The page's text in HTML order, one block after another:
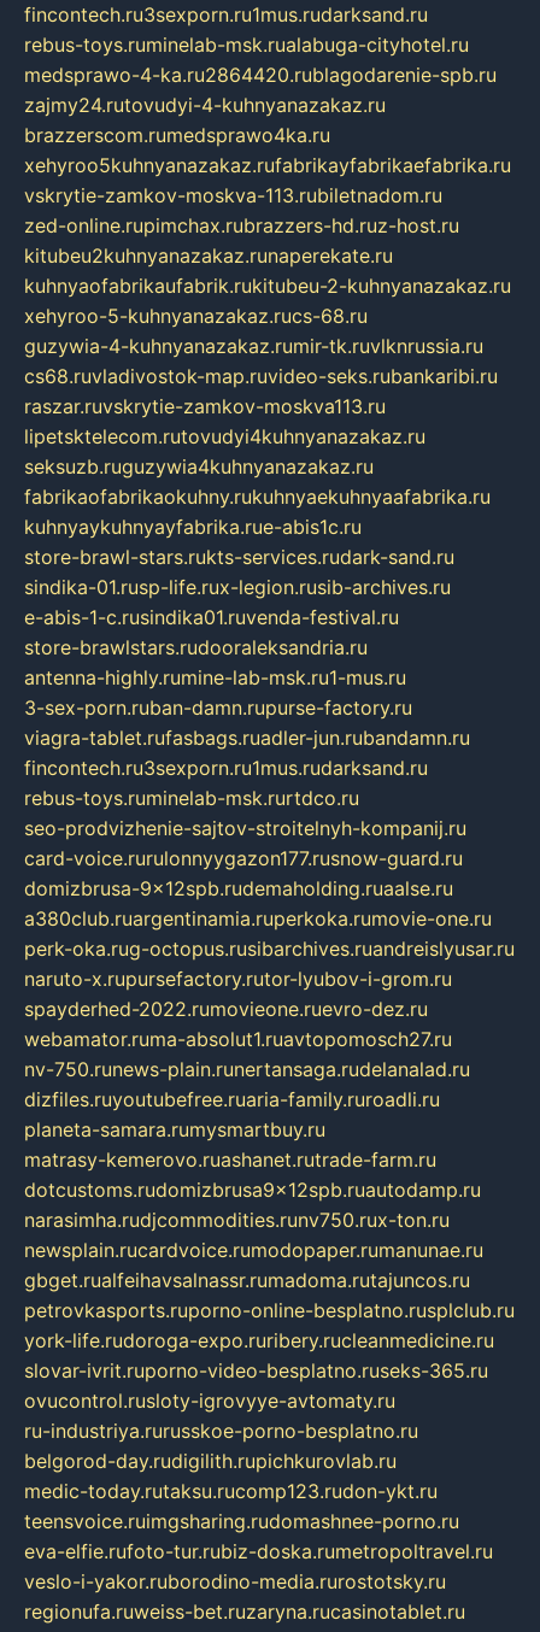
fincontech.ru3sexporn.ru1mus.rudarksand.ru
rebus-toys.ruminelab-msk.rualabuga-cityhotel.ru
medsprawo-4-ka.ru2864420.rublagodarenie-spb.ru
zajmy24.rutovudyi-4-kuhnyanazakaz.ru
brazzerscom.rumedsprawo4ka.ru
xehyroo5kuhnyanazakaz.rufabrikayfabrikaefabrika.ru
vskrytie-zamkov-moskva-113.rubiletnadom.ru
zed-online.rupimchax.rubrazzers-hd.ruz-host.ru
kitubeu2kuhnyanazakaz.runaperekate.ru
kuhnyaofabrikaufabrik.rukitubeu-2-kuhnyanazakaz.ru
xehyroo-5-kuhnyanazakaz.rucs-68.ru
guzywia-4-kuhnyanazakaz.rumir-tk.ruvlknrussia.ru
cs68.ruvladivostok-map.ruvideo-seks.rubankaribi.ru
raszar.ruvskrytie-zamkov-moskva113.ru
lipetsktelecom.rutovudyi4kuhnyanazakaz.ru
seksuzb.ruguzywia4kuhnyanazakaz.ru
fabrikaofabrikaokuhny.rukuhnyaekuhnyaafabrika.ru
kuhnyaykuhnyayfabrika.rue-abis1c.ru
store-brawl-stars.rukts-services.rudark-sand.ru
sindika-01.rusp-life.rux-legion.rusib-archives.ru
e-abis-1-c.rusindika01.ruvenda-festival.ru
store-brawlstars.rudooraleksandria.ru
antenna-highly.rumine-lab-msk.ru1-mus.ru
3-sex-porn.ruban-damn.rupurse-factory.ru
viagra-tablet.rufasbags.ruadler-jun.rubandamn.ru
fincontech.ru3sexporn.ru1mus.rudarksand.ru
rebus-toys.ruminelab-msk.rurtdco.ru
seo-prodvizhenie-sajtov-stroitelnyh-kompanij.ru
card-voice.rurulonnyygazon177.rusnow-guard.ru
domizbrusa-9x12spb.rudemaholding.ruaalse.ru
a380club.ruargentinamia.ruperkoka.rumovie-one.ru
perk-oka.rug-octopus.rusibarchives.ruandreislyusar.ru
naruto-x.rupursefactory.rutor-lyubov-i-grom.ru
spayderhed-2022.rumovieone.ruevro-dez.ru
webamator.ruma-absolut1.ruavtopomosch27.ru
nv-750.runews-plain.runertansaga.rudelanalad.ru
dizfiles.ruyoutubefree.ruaria-family.ruroadli.ru
planeta-samara.rumysmartbuy.ru
matrasy-kemerovo.ruashanet.rutrade-farm.ru
dotcustoms.rudomizbrusa9x12spb.ruautodamp.ru
narasimha.rudjcommodities.runv750.rux-ton.ru
newsplain.rucardvoice.rumodopaper.rumanunae.ru
gbget.rualfeihavsalnassr.rumadoma.rutajuncos.ru
petrovkasports.ruporno-online-besplatno.rusplclub.ru
york-life.rudoroga-expo.ruribery.rucleanmedicine.ru
slovar-ivrit.ruporno-video-besplatno.ruseks-365.ru
ovucontrol.rusloty-igrovyye-avtomaty.ru
ru-industriya.rurusskoe-porno-besplatno.ru
belgorod-day.rudigilith.rupichkurovlab.ru
medic-today.rutaksu.rucomp123.rudon-ykt.ru
teensvoice.ruimgsharing.rudomashnee-porno.ru
eva-elfie.rufoto-tur.rubiz-doska.rumetropoltravel.ru
veslo-i-yakor.ruborodino-media.rurostotsky.ru
regionufa.ruweiss-bet.ruzaryna.rucasinotablet.ru